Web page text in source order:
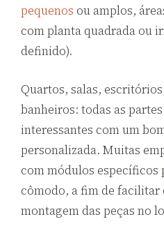
pequenos ou amplos,
com planta quadrada ou
definido).
Quartos, salas,
banheiros: todas as
interessantes com um
personalizada. Muitas
com módulos específicos
cômodo, a fim de facilitar
montagem das peças no